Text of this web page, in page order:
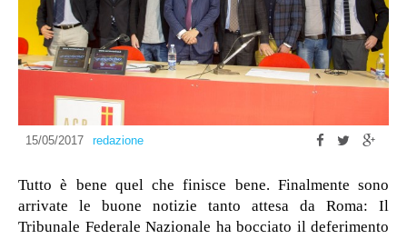
15/05/2017 redazione
Tutto è bene quel che finisce bene. Finalmente sono
arrivate le buone notizie tanto attesa da Roma: Il
Tribunale Federale Nazionale ha bocciato il deferimento